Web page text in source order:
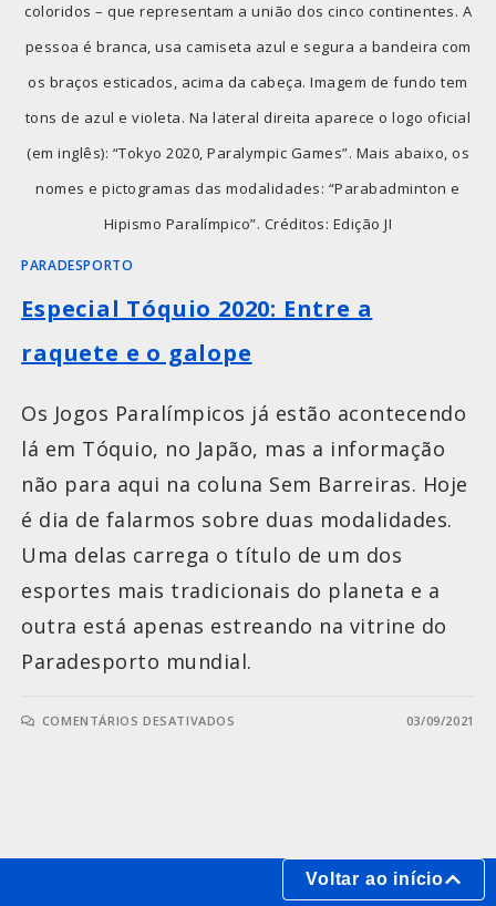
coloridos – que representam a união dos cinco continentes. A
pessoa é branca, usa camiseta azul e segura a bandeira com
os braços esticados, acima da cabeça. Imagem de fundo tem
tons de azul e violeta. Na lateral direita aparece o logo oficial
(em inglês): “Tokyo 2020, Paralympic Games”. Mais abaixo, os
nomes e pictogramas das modalidades: “Parabadminton e
Hipismo Paralímpico”. Créditos: Edição JI
PARADESPORTO
Especial Tóquio 2020: Entre a
raquete e o galope
Os Jogos Paralímpicos já estão acontecendo
lá em Tóquio, no Japão, mas a informação
não para aqui na coluna Sem Barreiras. Hoje
é dia de falarmos sobre duas modalidades.
Uma delas carrega o título de um dos
esportes mais tradicionais do planeta e a
outra está apenas estreando na vitrine do
Paradesporto mundial.
COMENTÁRIOS DESATIVADOS 03/09/2021
Voltar ao início